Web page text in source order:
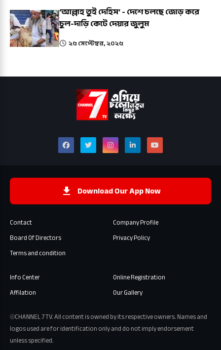
‘আল্লাহ তুই দেহিস’ - দেশে চলছে জোড় করে
চুল-দাড়ি কেটে দেয়ার জুলুম
২৫ সেপ্টেম্বর, ২০২৫
Download Our App Now
Contact
Company Profile
Board Of Directors
Privacy Policy
Terms and condition
Info Center
Online Registration
Affilation
Our Gallery
⦾CHANNEL 7 TV. All content is owned by its respective owners. Names and
logos used are for identification only and do not imply endorsement
unless specified.